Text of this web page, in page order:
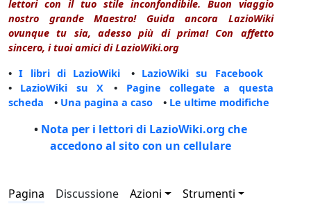
lettori con il tuo stile inconfondibile. Buon viaggio
nostro grande Maestro! Guida ancora LazioWiki
ovunque tu sia, adesso più di prima! Con affetto
sincero, i tuoi amici di LazioWiki.org
•I libri di LazioWiki • LazioWiki su Facebook
• LazioWiki su X • Pagine collegate a questa
scheda • Una pagina a caso • Le ultime modifiche
• Nota per i lettori di LazioWiki.org che
accedono al sito con un cellulare
Pagina Discussione Azioni Strumenti